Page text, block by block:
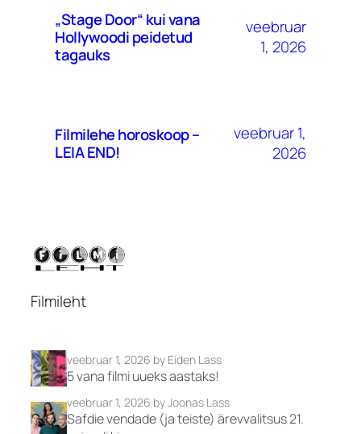
„Stage Door“ kui vana
Hollywoodi peidetud
tagauks
veebruar
1, 2026
Filmilehe horoskoop –
LEIA END!
veebruar 1,
2026
Filmileht
veebruar 1, 2026 by Eiden Lass
5 vana filmi uueks aastaks!
veebruar 1, 2026 by Joonas Lass
Safdie vendade (ja teiste) ärevvalitsus 21.